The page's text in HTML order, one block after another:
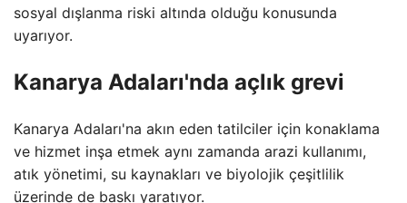
sosyal dışlanma riski altında olduğu konusunda
uyarıyor.
Kanarya Adaları'nda açlık grevi
Kanarya Adaları'na akın eden tatilciler için konaklama
ve hizmet inşa etmek aynı zamanda arazi kullanımı,
atık yönetimi, su kaynakları ve biyolojik çeşitlilik
üzerinde de baskı yaratıyor.